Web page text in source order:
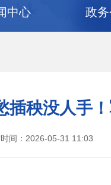
中心 政
插秧没人手
间：2026-05-31 11:03